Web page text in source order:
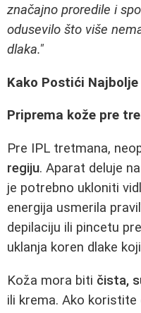
značajno proredile i
odusevilo što više
dlaka."
Kako Postići
Priprema kože pre
Pre IPL tretmana,
regiju. Aparat deluje
je potrebno ukloniti
energija usmerila
depilaciju ili pincetu
uklanja koren dlake
Koža mora biti čista,
ili krema. Ako